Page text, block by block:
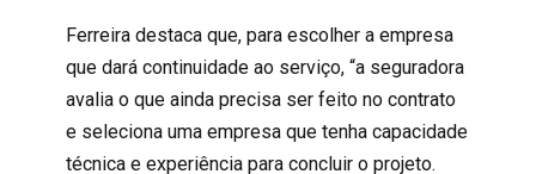
Ferreira destaca que, para escolher a empresa
que dará continuidade ao serviço, “a seguradora
avalia o que ainda precisa ser feito no contrato
e seleciona uma empresa que tenha capacidade
técnica e experiência para concluir o projeto.